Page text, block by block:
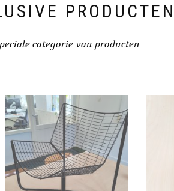
PRODUCTEN
categorie van producten